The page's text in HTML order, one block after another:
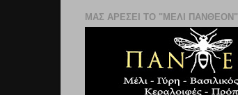
ΜΑΣ ΑΡΕΣΕΙ ΤΟ "ΜΕΛΙ ΠΑΝΘΕΟΝ"